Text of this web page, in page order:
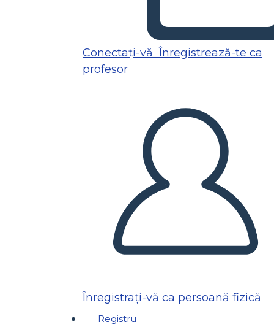
Conectați-vă Înregistrează-te ca
profesor
Înregistrați-vă ca persoană fizică
Registru